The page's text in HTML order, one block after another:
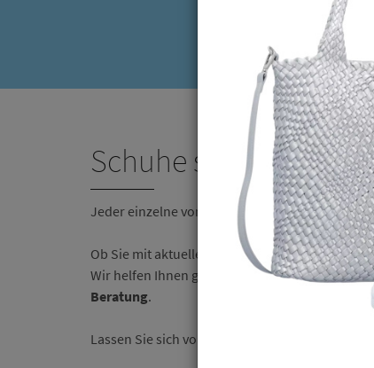
Schuhe sind unser
Jeder einzelne von uns kümmert sich mit
Ob Sie mit aktuellen Trends mithalten wollen
Wir helfen Ihnen gerne weiter mit unserer
Beratung.
Lassen Sie sich von unserem Angebot und